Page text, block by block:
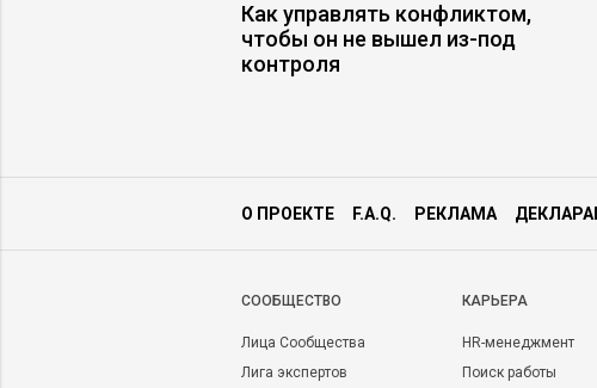
Как управлять конфликтом,
чтобы он не вышел из-под
контроля
О ПРОЕКТЕ F.A.Q. РЕКЛАМА
CООБЩЕСТВО
Лица Сообщества
Лига экспертов
КАРЬЕРА
HR-менеджмент
Поиск работы